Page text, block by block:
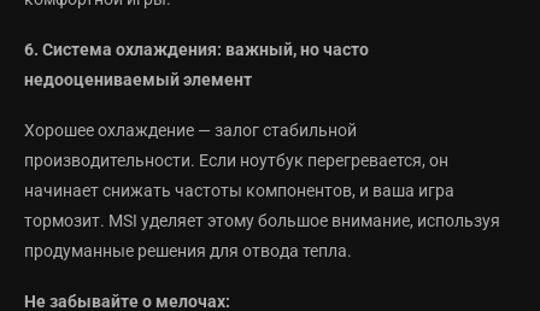
6. Система охлаждения: важный, но часто
недооцениваемый элемент
Хорошее охлаждение — залог стабильной
производительности. Если ноутбук перегревается, он
начинает снижать частоты компонентов, и ваша игра
тормозит. MSI уделяет этому большое внимание, используя
продуманные решения для отвода тепла.
Не забывайте о мелочах: